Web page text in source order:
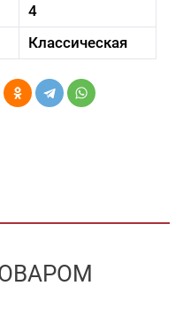
4
Классическая